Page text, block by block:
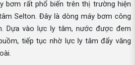
bơm rất phổ biến trên thị trường hiện
Selton. Đây là dòng máy bơm công
Dựa vào lực ly tâm, nước được đem
tiếp tục nhờ lực ly tâm đẩy văng